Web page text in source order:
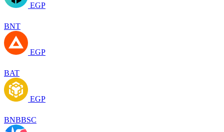
EGP
BNT
EGP
BAT
EGP
BNBBSC